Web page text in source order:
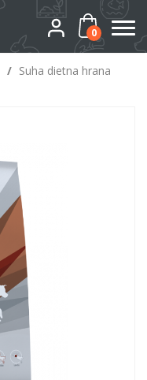
0
/ Suha dietna hrana